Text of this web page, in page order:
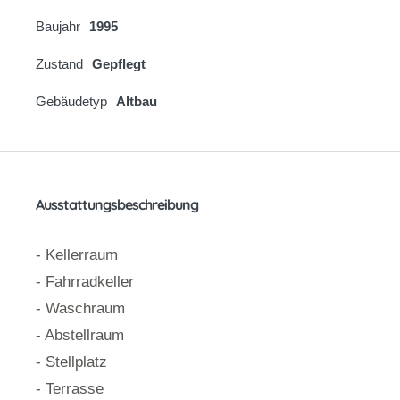
Baujahr 1995
Zustand Gepflegt
Gebäudetyp Altbau
Ausstattungsbeschreibung
- Kellerraum
- Fahrradkeller
- Waschraum
- Abstellraum
- Stellplatz
- Terrasse